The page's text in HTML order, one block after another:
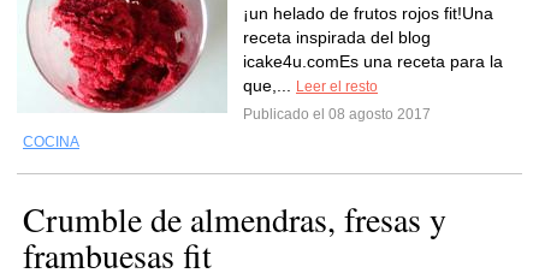
¡un helado de frutos rojos fit!Una
receta inspirada del blog
icake4u.comEs una receta para la
que,...
Leer el resto
Publicado el 08 agosto 2017
COCINA
Crumble de almendras, fresas y
frambuesas fit